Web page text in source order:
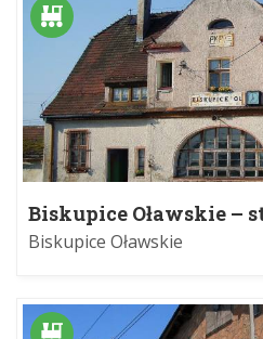
Biskupice Oławskie –
Biskupice Oławskie